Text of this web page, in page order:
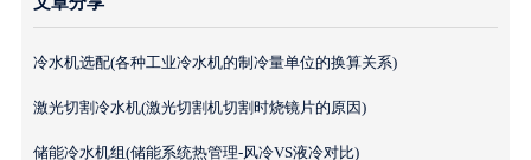
冷水机选配(各种工业冷水机的制冷量单位的换算关系)
激光切割冷水机(激光切割机切割时烧镜片的原因)
储能冷水机组(储能系统热管理-风冷VS液冷对比)